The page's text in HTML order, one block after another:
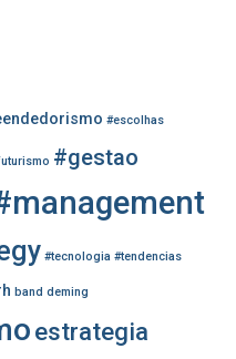
#escolhas
#gestao
#tecnologia #tendencias
band deming
estrategia